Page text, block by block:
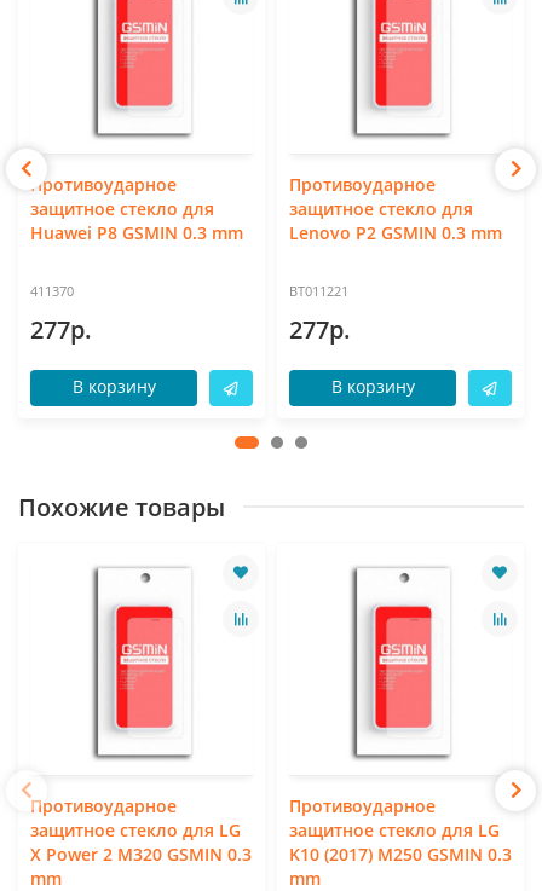
Противоударное
защитное стекло для
Huawei P8 GSMIN 0.3 mm
411370
277р.
В корзину
Противоударное
защитное стекло для
Lenovo P2 GSMIN 0.3 mm
BT011221
277р.
В корзину
Похожие товары
Противоударное
защитное стекло для LG
X Power 2 M320 GSMIN 0.3
mm
Противоударное
защитное стекло для LG
K10 (2017) M250 GSMIN 0.3
mm